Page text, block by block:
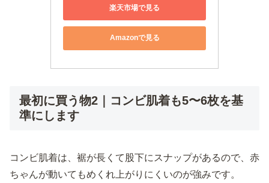
楽天市場で見る
Amazonで見る
最初に買う物2｜コンビ肌着も5〜6枚を基
準にします
コンビ肌着は、裾が長くて股下にスナップがあるので、赤
ちゃんが動いてもめくれ上がりにくいのが強みです。